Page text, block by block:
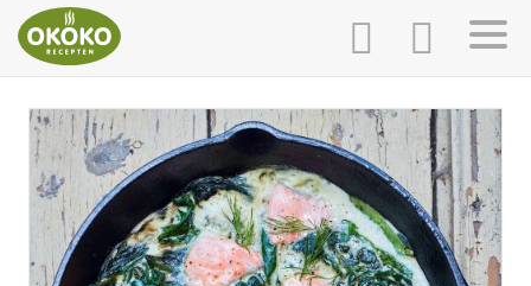
INLOGGEN
AANMELDEN
HOME
RECEPTEN